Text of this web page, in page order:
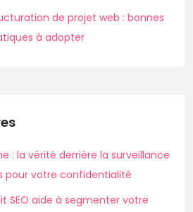
de projet web : bonnes
à adopter
: la vérité derrière la surveillance
pour votre confidentialité
SEO aide à segmenter votre